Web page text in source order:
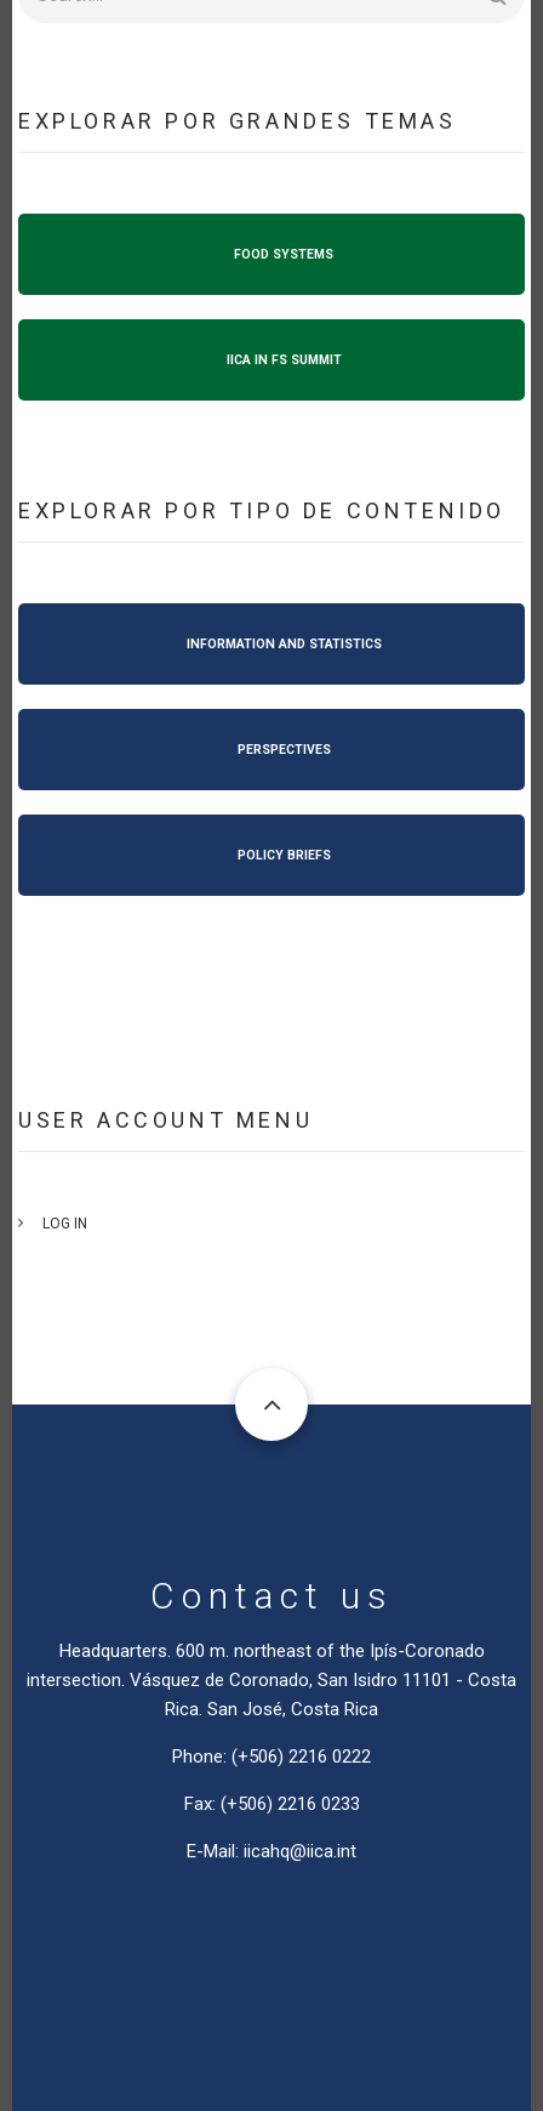
EXPLORAR POR GRANDES TEMAS
FOOD SYSTEMS
IICA IN FS SUMMIT
EXPLORAR POR TIPO DE CONTENIDO
INFORMATION AND STATISTICS
PERSPECTIVES
POLICY BRIEFS
USER ACCOUNT MENU
LOG IN
Contact us
Headquarters. 600 m. northeast of the Ipís-Coronado
intersection. Vásquez de Coronado, San Isidro 11101 - Costa
Rica. San José, Costa Rica
Phone: (+506) 2216 0222
Fax: (+506) 2216 0233
E-Mail: iicahq@iica.int